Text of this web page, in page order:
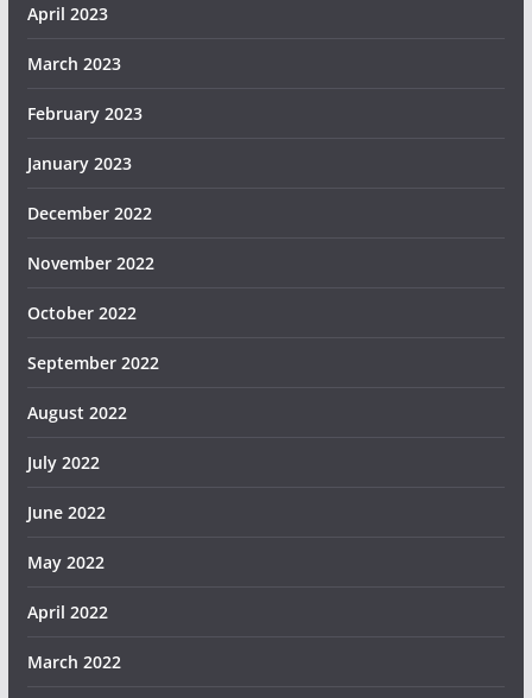
April 2023
March 2023
February 2023
January 2023
December 2022
November 2022
October 2022
September 2022
August 2022
July 2022
June 2022
May 2022
April 2022
March 2022